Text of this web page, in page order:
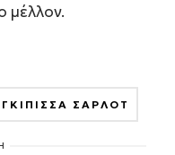
μέλλον.
ΣΑΡΛΟΤ